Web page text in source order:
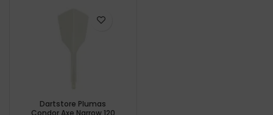
Dartstore Plumas
Condor Axe Narrow 120